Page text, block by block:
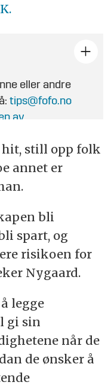
eller andre
tips@fofo.no
av
hit, still opp folk
annet er
bli
spart, og
risikoen for
Nygaard.
legge
gi sin
når de
de ønsker å